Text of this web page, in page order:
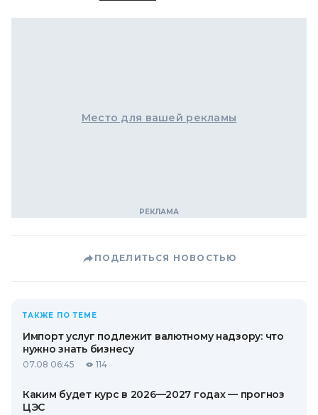
Место для вашей рекламы
ПОДЕЛИТЬСЯ НОВОСТЬЮ
ТАКЖЕ ПО ТЕМЕ
Импорт услуг подлежит валютному надзору: что
нужно знать бизнесу
07.08 06:45 114
Каким будет курс в 2026—2027 годах — прогноз
ЦЭС